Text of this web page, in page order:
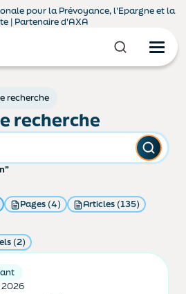
pour la Prévoyance, l'Epargne et la
| Partenaire d'AXA
recherche
recherche
Pages (4) Articles (135)
(2)
2026